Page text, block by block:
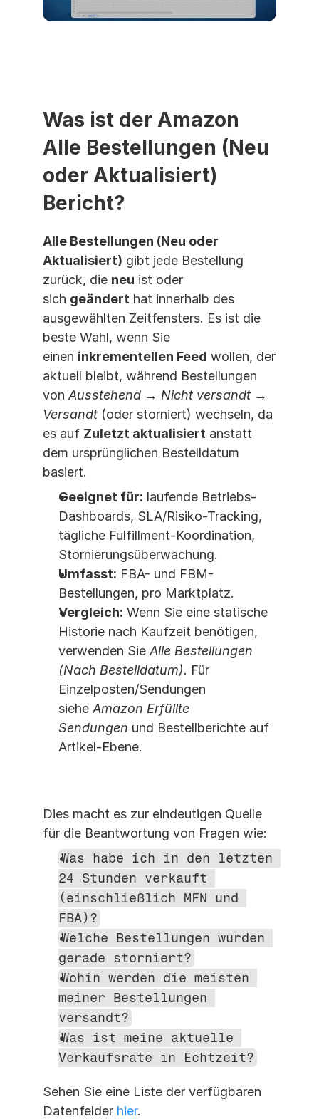
Was ist der Amazon
Alle Bestellungen (Neu
oder Aktualisiert)
Bericht?
Alle Bestellungen (Neu oder
Aktualisiert) gibt jede Bestellung
zurück, die neu ist oder
sich geändert hat innerhalb des
ausgewählten Zeitfensters. Es ist die
beste Wahl, wenn Sie
einen inkrementellen Feed wollen, der
aktuell bleibt, während Bestellungen
von Ausstehend → Nicht versandt →
Versandt (oder storniert) wechseln, da
es auf Zuletzt aktualisiert anstatt
dem ursprünglichen Bestelldatum
basiert.
Geeignet für: laufende Betriebs-
Dashboards, SLA/Risiko-Tracking,
tägliche Fulfillment-Koordination,
Stornierungsüberwachung.
Umfasst: FBA- und FBM-
Bestellungen, pro Marktplatz.
Vergleich: Wenn Sie eine statische
Historie nach Kaufzeit benötigen,
verwenden Sie Alle Bestellungen
(Nach Bestelldatum). Für
Einzelposten/Sendungen
siehe Amazon Erfüllte
Sendungen und Bestellberichte auf
Artikel-Ebene.
Dies macht es zur eindeutigen Quelle
für die Beantwortung von Fragen wie:
Was habe ich in den letzten
24 Stunden verkauft
(einschließlich MFN und
FBA)?
Welche Bestellungen wurden
gerade storniert?
Wohin werden die meisten
meiner Bestellungen
versandt?
Was ist meine aktuelle
Verkaufsrate in Echtzeit?
Sehen Sie eine Liste der verfügbaren
Datenfelder hier.